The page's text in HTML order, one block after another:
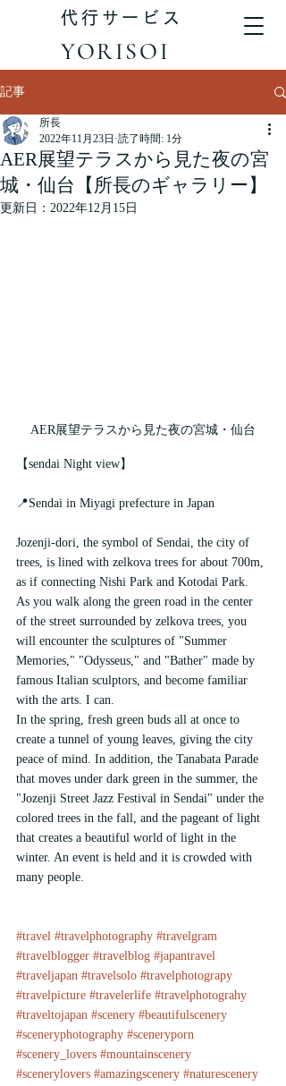
代行サービス
YORISOI
記事
AER展望テラスから見た夜の宮
城・仙台【所長のギャラリー】
所長
2022年11月23日 読了時間: 1分
更新日： 2022年12月15日
AER展望テラスから見た夜の宮城・仙台
【sendai Night view】
📍Sendai in Miyagi prefecture in Japan
Jozenji-dori, the symbol of Sendai, the city of
trees, is lined with zelkova trees for about 700m,
as if connecting Nishi Park and Kotodai Park.
As you walk along the green road in the center
of the street surrounded by zelkova trees, you
will encounter the sculptures of "Summer
Memories," "Odysseus," and "Bather" made by
famous Italian sculptors, and become familiar
with the arts. I can.
In the spring, fresh green buds all at once to
create a tunnel of young leaves, giving the city
peace of mind. In addition, the Tanabata Parade
that moves under dark green in the summer, the
"Jozenji Street Jazz Festival in Sendai" under the
colored trees in the fall, and the pageant of light
that creates a beautiful world of light in the
winter. An event is held and it is crowded with
many people.
#travel #travelphotography #travelgram
#travelblogger #travelblog #japantravel
#traveljapan #travelsolo #travelphotograpy
#travelpicture #travelerlife #travelphotograhy
#traveltojapan #scenery #beautifulscenery
#sceneryphotography #sceneryporn
#scenery_lovers #mountainscenery
#scenerylovers #amazingscenery #naturescenery